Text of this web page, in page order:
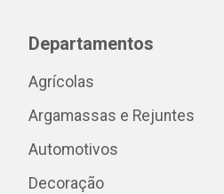
Departamentos
Agrícolas
Argamassas e Rejuntes
Automotivos
Decoração